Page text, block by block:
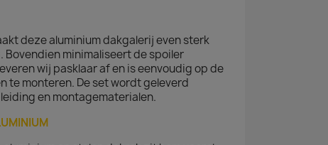
deze aluminium dakgalerij even sterk
Bovendien minimaliseert de spoiler
wij pasklaar af en is eenvoudig op de
te monteren. De set wordt geleverd
en montagematerialen.